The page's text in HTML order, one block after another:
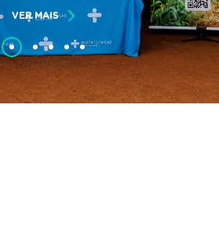
VER MAIS